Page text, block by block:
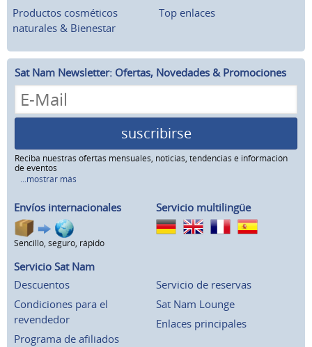
Productos cosméticos
naturales & Bienestar
Top enlaces
Sat Nam Newsletter: Ofertas, Novedades & Promociones
suscribirse
Reciba nuestras ofertas mensuales, noticias, tendencias e información
de eventos
...mostrar más
Envíos internacionales
Sencillo, seguro, rápido
Servicio multilingüe
Servicio Sat Nam
Descuentos
Condiciones para el
revendedor
Programa de afiliados
Servicio de reservas
Sat Nam Lounge
Enlaces principales